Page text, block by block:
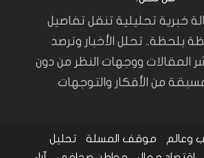
خبرية تحليلية تنقل تفاصيل
بلحظة.. تحلل الأخبار وترصد
المقالات ووجهات النظر من دون
من الأفكار والتوجهات
وعالم موقف المسلة
تحليل